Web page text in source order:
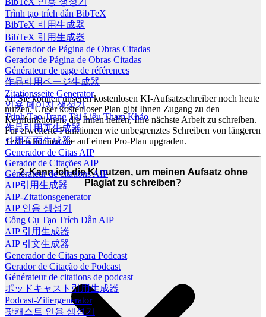
Trình tạo trích dẫn BibTeX
BibTeX 引用生成器
BibTeX 引用生成器
Generador de Página de Obras Citadas
Gerador de Página de Obras Citadas
Générateur de page de références
作品引用ページ生成器
Zitationsseite Generator
인용 페이지 생성기
Trình Tạo Trang Tài Liệu Tham Khảo
作品引用页生成器
引用頁面生成器
Generador de Citas AIP
Gerador de Citações AIP
Générateur de citations AIP
AIP引用生成器
AIP-Zitationsgenerator
AIP 인용 생성기
Công Cụ Tạo Trích Dẫn AIP
AIP 引用生成器
AIP 引文生成器
Generador de Citas para Podcast
Gerador de Citação de Podcast
Générateur de citations de podcast
ポッドキャスト引用生成器
Podcast-Zitiergenerator
팟캐스트 인용 생성기
Ja! Sie können unseren kostenlosen KI-Aufsatzschreiber noch heute
nutzen. Unser kostenloser Plan gibt Ihnen Zugang zu den
Kernfunktionen, die Ihnen helfen, Ihre nächste Arbeit zu schreiben.
Für erweiterte Funktionen wie unbegrenztes Schreiben von längeren
Texten können Sie auf einen Pro-Plan upgraden.
2. Kann ich die KI nutzen, um meinen Aufsatz ohne
Plagiat zu schreiben?